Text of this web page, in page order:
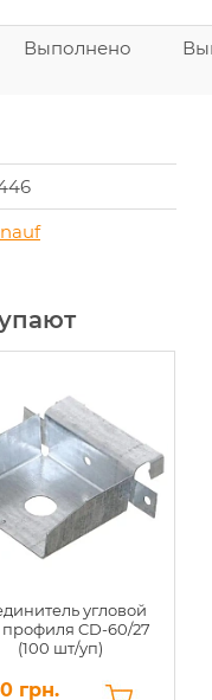
Выполнено
угловой
профиля CD-60/27
(100 шт/уп)
грн.